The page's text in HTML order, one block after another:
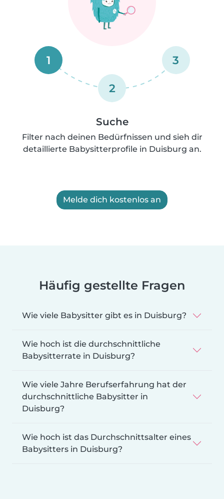
1
2
3
Suche
Filter nach deinen Bedürfnissen und sieh dir
detaillierte Babysitterprofile in Duisburg an.
Melde dich kostenlos an
Häufig gestellte Fragen
Wie viele Babysitter gibt es in Duisburg?
Wie hoch ist die durchschnittliche
Babysitterrate in Duisburg?
Wie viele Jahre Berufserfahrung hat der
durchschnittliche Babysitter in
Duisburg?
Wie hoch ist das Durchschnittsalter eines
Babysitters in Duisburg?